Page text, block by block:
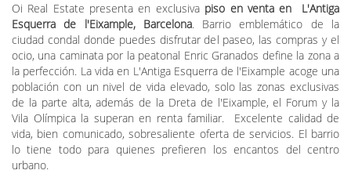
Oi Real Estate presenta en exclusiva piso en venta en L'Antiga
Esquerra de l'Eixample, Barcelona. Barrio emblemático de la
ciudad condal donde puedes disfrutar del paseo, las compras y el
ocio, una caminata por la peatonal Enric Granados define la zona a
la perfección. La vida en L'Antiga Esquerra de l'Eixample acoge una
población con un nivel de vida elevado, solo las zonas exclusivas
de la parte alta, además de la Dreta de l'Eixample, el Forum y la
Vila Olímpica la superan en renta familiar. Excelente calidad de
vida, bien comunicado, sobresaliente oferta de servicios. El barrio
lo tiene todo para quienes prefieren los encantos del centro
urbano.